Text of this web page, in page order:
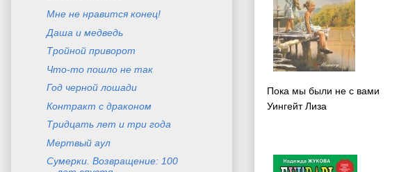
Пока мы были не с вами
Уингейт Лиза
Мне не нравится конец!
Даша и медведь
Тройной приворот
Что-то пошло не так
Год черной лошади
Контракт с драконом
Тридцать лет и три года
Мертвый аул
Сумерки. Возвращение: 100